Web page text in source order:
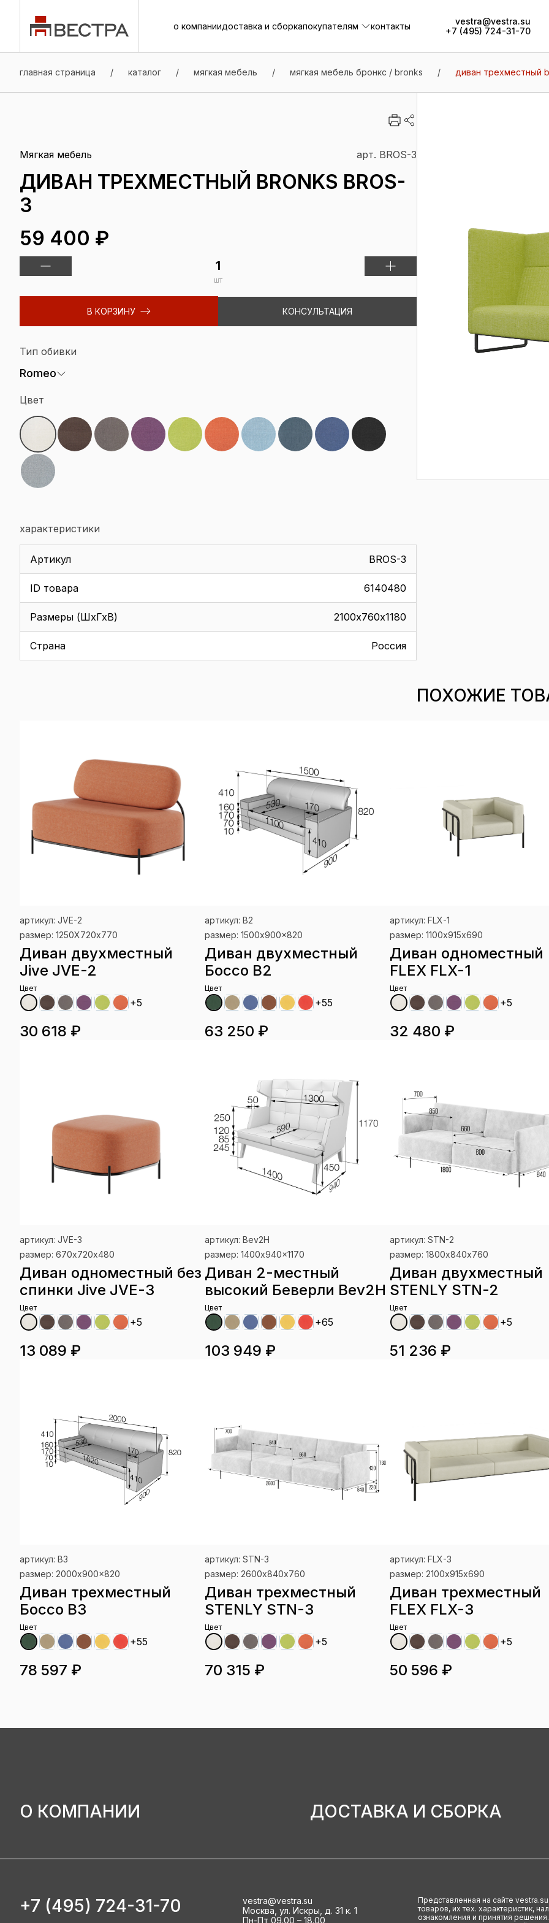
о компаниидоставка и сборкапокупателям
контакты
vestra@vestra.su
+7 (495) 724-31-70
главная страница / каталог / мягкая мебель / мягкая мебель бронкс / bronks / диван трехместный
Мягкая мебель арт. BROS-3
ДИВАН ТРЕХМЕСТНЫЙ BRONKS BROS-
3
59 400 ₽
шт
В КОРЗИНУ КОНСУЛЬТАЦИЯ
Тип обивки
Romeo
Цвет
характеристики
Артикул BROS-3
ID товара 6140480
Размеры (ШхГхВ) 2100х760х1180
Страна Россия
ПОХОЖИЕ
артикул: JVE-2
размер: 1250Х720х770
Диван двухместный
Jive JVE-2
Цвет
+5
30 618 ₽
артикул: B2
размер: 1500x900x820
Диван двухместный
Боссо B2
Цвет
+55
63 250 ₽
артикул: FLX-1
размер: 1100х915х690
Диван одноместный
FLEX FLX-1
Цвет
+5
32 480 ₽
артикул: JVE-3
размер: 670х720х480
Диван одноместный без
спинки Jive JVE-3
Цвет
+5
13 089 ₽
артикул: Bev2H
размер: 1400x940x1170
Диван 2-местный
высокий Беверли Bev2H
Цвет
+65
103 949 ₽
артикул: STN-2
размер: 1800х840х760
Диван двухместный
STENLY STN-2
Цвет
+5
51 236 ₽
артикул: B3
размер: 2000x900x820
Диван трехместный
Боссо B3
Цвет
+55
78 597 ₽
артикул: STN-3
размер: 2600х840х760
Диван трехместный
STENLY STN-3
Цвет
+5
70 315 ₽
артикул: FLX-3
размер: 2100х915х690
Диван трехместный
FLEX FLX-3
Цвет
+5
50 596 ₽
О КОМПАНИИ ДОСТАВКА И СБОРКА
+7 (495) 724-31-70
vestra@vestra.su
Москва, ул. Искры, д. 31 к. 1
Пн-Пт 09.00 – 18.00
Представленная на сайте
товаров, их тех. характеристик,
ознакомления и принятия